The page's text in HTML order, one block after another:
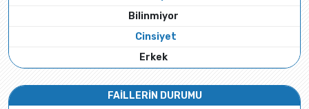
Bilinmiyor
Cinsiyet
Erkek
FAİLLERİN DURUMU